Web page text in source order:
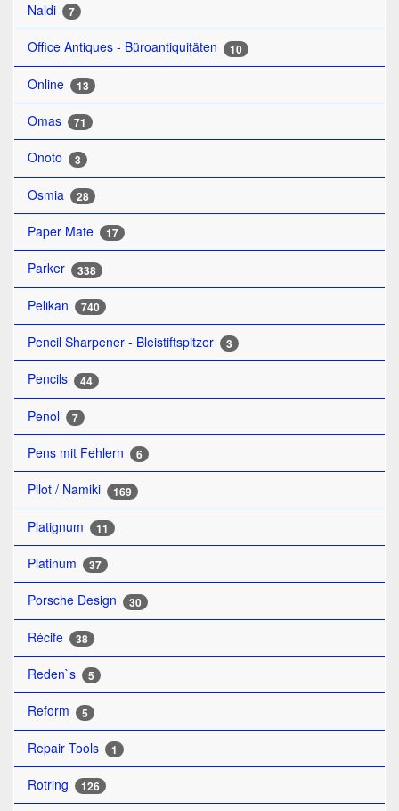
Naldi 7
Office Antiques - Büroantiquitäten 10
Online 13
Omas 71
Onoto 3
Osmia 28
Paper Mate 17
Parker 338
Pelikan 740
Pencil Sharpener - Bleistiftspitzer 3
Pencils 44
Penol 7
Pens mit Fehlern 6
Pilot / Namiki 169
Platignum 11
Platinum 37
Porsche Design 30
Récife 38
Reden`s 5
Reform 5
Repair Tools 1
Rotring 126